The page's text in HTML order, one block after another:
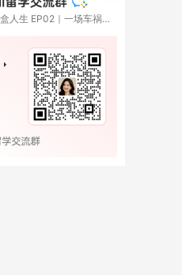
最新动态：盲盒人生 EP02｜一场车祸撞断了高考路，她却在伦敦重新长出一种人生